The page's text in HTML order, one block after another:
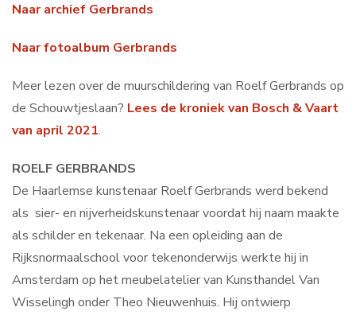
Naar archief Gerbrands
Naar fotoalbum Gerbrands
Meer lezen over de muurschildering van Roelf Gerbrands op
de Schouwtjeslaan? Lees de kroniek van Bosch & Vaart
van april 2021.
ROELF GERBRANDS
De Haarlemse kunstenaar Roelf Gerbrands werd bekend
als sier- en nijverheidskunstenaar voordat hij naam maakte
als schilder en tekenaar. Na een opleiding aan de
Rijksnormaalschool voor tekenonderwijs werkte hij in
Amsterdam op het meubelatelier van Kunsthandel Van
Wisselingh onder Theo Nieuwenhuis. Hij ontwierp